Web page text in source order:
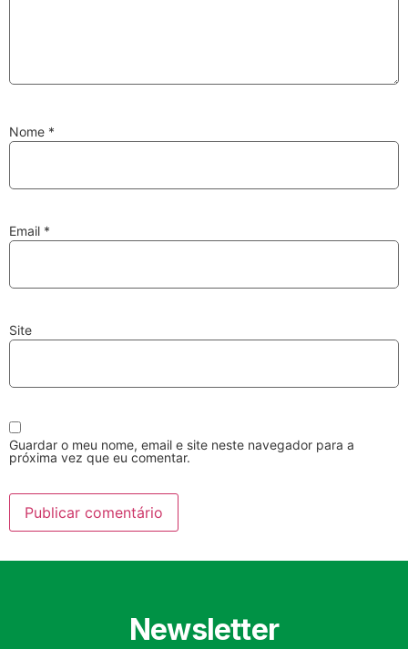
Nome *
Email *
Site
Guardar o meu nome, email e site neste navegador para a
próxima vez que eu comentar.
Newsletter
Discos e Pastilhas
Amortecedores
Lavagem Manual